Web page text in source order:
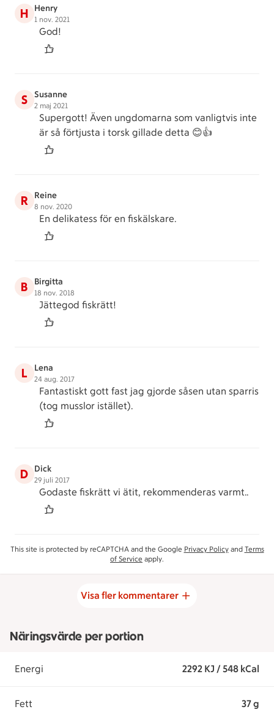
H Henry
1 nov. 2021
God!
S Susanne
2 maj 2021
Supergott! Även ungdomarna som vanligtvis inte
är så förtjusta i torsk gillade detta 😊👍
R Reine
8 nov. 2020
En delikatess för en fiskälskare.
B Birgitta
18 nov. 2018
Jättegod fiskrätt!
L Lena
24 aug. 2017
Fantastiskt gott fast jag gjorde såsen utan sparris
(tog musslor istället).
D Dick
29 juli 2017
Godaste fiskrätt vi ätit, rekommenderas varmt..
This site is protected by reCAPTCHA and the Google Privacy Policyand Terms
of Service apply.
Visa fler kommentarer
Näringsvärde per portion
Energi 2292 KJ / 548 kCal
Fett 37 g